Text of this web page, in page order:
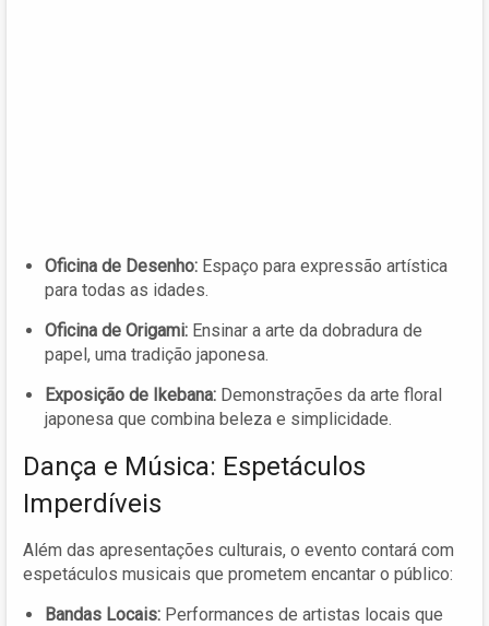
Oficina de Desenho: Espaço para expressão artística
para todas as idades.
Oficina de Origami: Ensinar a arte da dobradura de
papel, uma tradição japonesa.
Exposição de Ikebana: Demonstrações da arte floral
japonesa que combina beleza e simplicidade.
Dança e Música: Espetáculos
Imperdíveis
Além das apresentações culturais, o evento contará com
espetáculos musicais que prometem encantar o público:
Bandas Locais: Performances de artistas locais que